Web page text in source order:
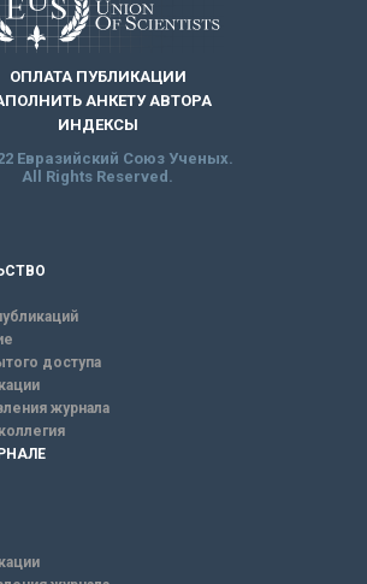
ОПЛАТА ПУБЛИКАЦИИ
АНКЕТУ АВТОРА
ИНДЕКСЫ
Евразийский Союз Ученых.
All Rights Reserved.
доступа
журнала